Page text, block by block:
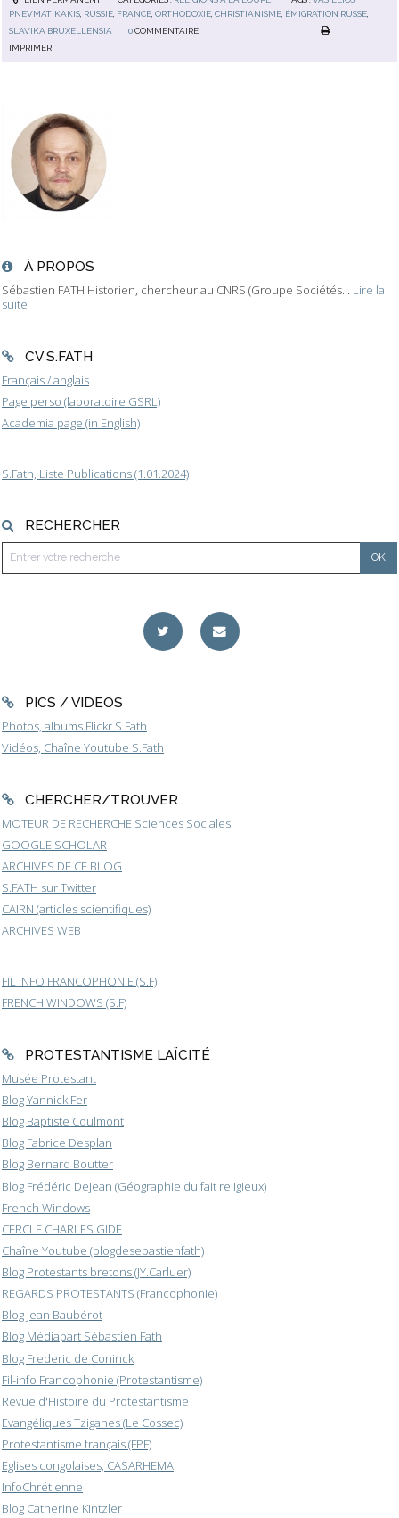
À PROPOS
Sébastien FATH Historien, chercheur au CNRS (Groupe Sociétés... Lire la
suite
CV S.FATH
Français / anglais
Page perso (laboratoire GSRL)
Academia page (in English)
S.Fath, Liste Publications (1.01.2024)
RECHERCHER
PICS / VIDEOS
Photos, albums Flickr S.Fath
Vidéos, Chaîne Youtube S.Fath
CHERCHER/TROUVER
MOTEUR DE RECHERCHE Sciences Sociales
GOOGLE SCHOLAR
ARCHIVES DE CE BLOG
S.FATH sur Twitter
CAIRN (articles scientifiques)
ARCHIVES WEB
FIL INFO FRANCOPHONIE (S.F)
FRENCH WINDOWS (S.F)
PROTESTANTISME LAÏCITÉ
Musée Protestant
Blog Yannick Fer
Blog Baptiste Coulmont
Blog Fabrice Desplan
Blog Bernard Boutter
Blog Frédéric Dejean (Géographie du fait religieux)
French Windows
CERCLE CHARLES GIDE
Chaîne Youtube (blogdesebastienfath)
Blog Protestants bretons (JY.Carluer)
REGARDS PROTESTANTS (Francophonie)
Blog Jean Baubérot
Blog Médiapart Sébastien Fath
Blog Frederic de Coninck
Fil-info Francophonie (Protestantisme)
Revue d'Histoire du Protestantisme
Evangéliques Tziganes (Le Cossec)
Protestantisme français (FPF)
Eglises congolaises, CASARHEMA
InfoChrétienne
Blog Catherine Kintzler
PNEVMATIKAKIS RUSSIE FRANCE ,ORTHODOXIE ,CHRISTIANISME ÉMIGRATION RUSSE
SLAVIKA BRUXELLENSIA
0 COMMENTAIRE
IMPRIMER